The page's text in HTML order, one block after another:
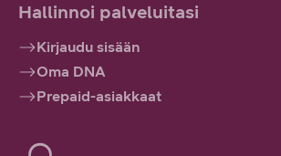
Hallinnoi palveluitasi
Kirjaudu sisään
Oma DNA
Prepaid-asiakkaat